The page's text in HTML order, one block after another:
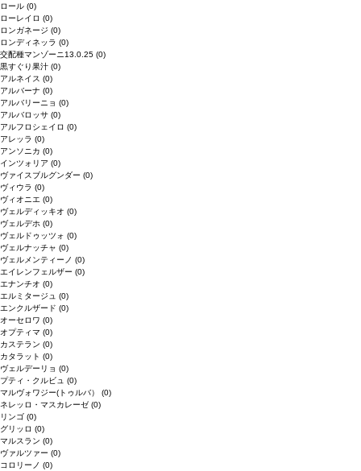
ロール (0)
ローレイロ (0)
ロンガネージ (0)
ロンディネッラ (0)
交配種マンゾーニ13.0.25 (0)
黒すぐり果汁 (0)
アルネイス (0)
アルバーナ (0)
アルバリーニョ (0)
アルバロッサ (0)
アルフロシェイロ (0)
アレッラ (0)
アンソニカ (0)
インツォリア (0)
ヴァイスブルグンダー (0)
ヴィウラ (0)
ヴィオニエ (0)
ヴェルディッキオ (0)
ヴェルデホ (0)
ヴェルドゥッツォ (0)
ヴェルナッチャ (0)
ヴェルメンティーノ (0)
エイレンフェルザー (0)
エナンチオ (0)
エルミタージュ (0)
エンクルザード (0)
オーセロワ (0)
オプティマ (0)
カステラン (0)
カタラット (0)
ヴェルデーリョ (0)
プティ・クルビュ (0)
マルヴォワジー(トゥルバ） (0)
ネレッロ・マスカレーゼ (0)
リンゴ (0)
グリッロ (0)
マルスラン (0)
ヴァルツァー (0)
コロリーノ (0)